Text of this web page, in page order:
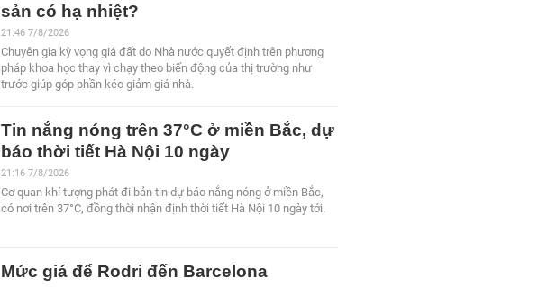
sản có hạ nhiệt?
21:46 7/8/2026
Chuyên gia kỳ vọng giá đất do Nhà nước quyết định trên phương
pháp khoa học thay vì chạy theo biến động của thị trường như
trước giúp góp phần kéo giảm giá nhà.
Tin nắng nóng trên 37°C ở miền Bắc, dự
báo thời tiết Hà Nội 10 ngày
21:16 7/8/2026
Cơ quan khí tượng phát đi bản tin dự báo nắng nóng ở miền Bắc,
có nơi trên 37°C, đồng thời nhận định thời tiết Hà Nội 10 ngày tới.
Mức giá để Rodri đến Barcelona